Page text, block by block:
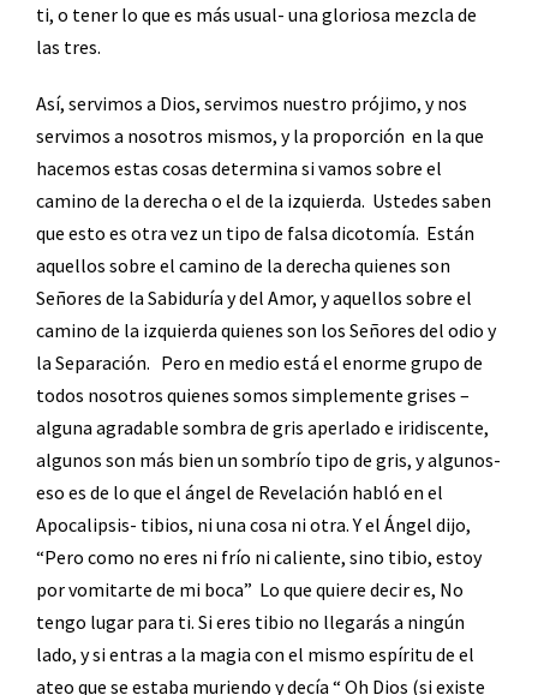
ti, o tener lo que es más usual- una gloriosa mezcla de
las tres.
Así, servimos a Dios, servimos nuestro prójimo, y nos
servimos a nosotros mismos, y la proporción en la que
hacemos estas cosas determina si vamos sobre el
camino de la derecha o el de la izquierda. Ustedes saben
que esto es otra vez un tipo de falsa dicotomía. Están
aquellos sobre el camino de la derecha quienes son
Señores de la Sabiduría y del Amor, y aquellos sobre el
camino de la izquierda quienes son los Señores del odio y
la Separación. Pero en medio está el enorme grupo de
todos nosotros quienes somos simplemente grises –
alguna agradable sombra de gris aperlado e iridiscente,
algunos son más bien un sombrío tipo de gris, y algunos-
eso es de lo que el ángel de Revelación habló en el
Apocalipsis- tibios, ni una cosa ni otra. Y el Ángel dijo,
“Pero como no eres ni frío ni caliente, sino tibio, estoy
por vomitarte de mi boca” Lo que quiere decir es, No
tengo lugar para ti. Si eres tibio no llegarás a ningún
lado, y si entras a la magia con el mismo espíritu de el
ateo que se estaba muriendo y decía “ Oh Dios (si existe